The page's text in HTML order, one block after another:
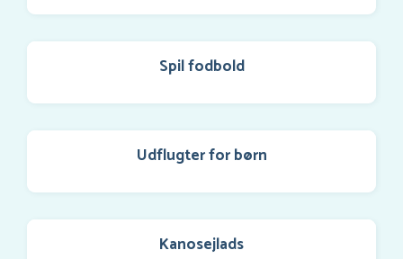
Spil fodbold
Udflugter for børn
Kanosejlads